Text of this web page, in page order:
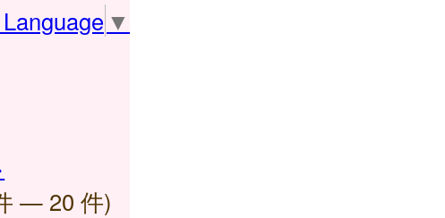
▼
— 20 件)